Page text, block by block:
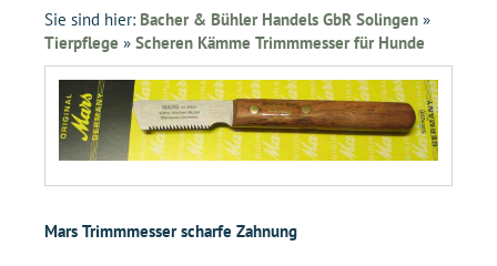
Sie sind hier: Bacher & Bühler Handels GbR Solingen »
Tierpflege » Scheren Kämme Trimmmesser für Hunde
Mars Trimmmesser scharfe Zahnung